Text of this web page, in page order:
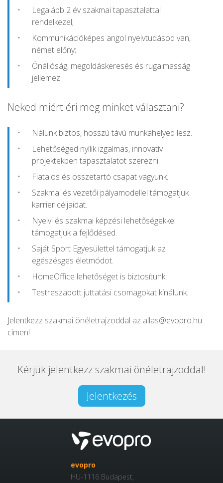
Legalább 2 év szakmai tapasztalattal
rendelkezel;
Kommunikációképes angol nyelvtudásod van,
német előny;
Önállóság, megoldáskeresés és rugalmasság
jellemez.
Neked miért éri meg minket választani?
Nálunk biztos, hosszú távú munkahelyed lesz.
Lehetőséged nyílik izgalmas, innovatív
projektekben tapasztalatot szerezni.
Fiatalos és összetartó csapat vagyunk.
Szakmai és vezetői pályamodellel támogatjuk
karrier céljaidat.
Nyelvi és szakmai képzési lehetőségekkel
támogatjuk a fejlődésed.
Saját Sport Egyesülettel támogatjuk az
egészésges életmódot.
HomeOffice lehetőséget is biztosítunk.
Testreszabott juttatási csomagokat kínálunk.
Jelentkezz szakmai önéletrajzoddal az allas@evopro.hu
címen!
Kérjük jelentkezz szakmai önéletrajzoddal!
Jelentkezés
evopro
HU-1116 Budapest,